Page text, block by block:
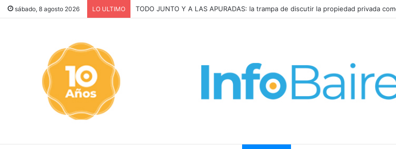
sábado, 8 agosto 2026 LO ULTIMO La INFLACIÓN de CABA se DISPARÓ al 2,9% en JULIO: 19,4% en 2026